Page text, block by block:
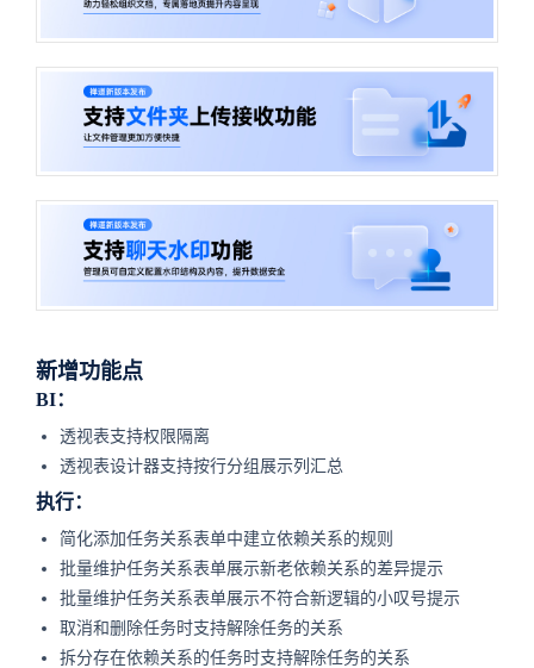
新增功能点
BI：
透视表支持权限隔离
透视表设计器支持按行分组展示列汇总
执行：
简化添加任务关系表单中建立依赖关系的规则
批量维护任务关系表单展示新老依赖关系的差异提示
批量维护任务关系表单展示不符合新逻辑的小叹号提示
取消和删除任务时支持解除任务的关系
拆分存在依赖关系的任务时支持解除任务的关系